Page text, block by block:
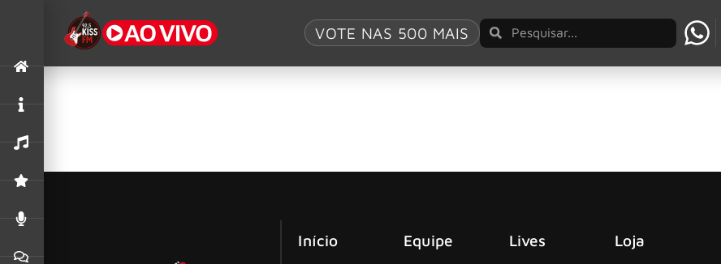
VOTE NAS 500 MAIS
Tag:Faithless
Início Equipe Lives Loja